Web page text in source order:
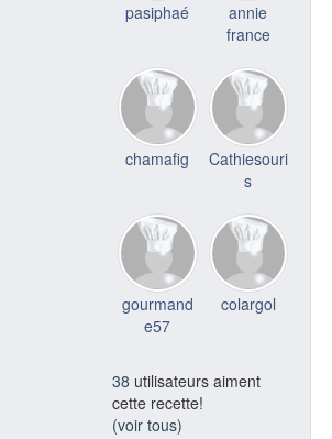
pasiphaé
annie
france
chamafig
Cathiesouri
s
gourmand
e57
colargol
38 utilisateurs aiment
cette recette!
(voir tous)